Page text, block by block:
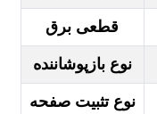
قطعی برق
نوع بازپوشاننده
نوع تثبیت صفحه